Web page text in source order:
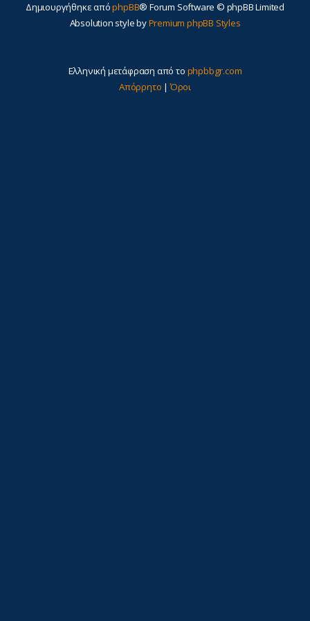
Δημιουργήθηκε απόphpBB® Forum Software © phpBB Limited
Absolution style byPremium phpBB Styles
Ελληνική μετάφραση από το phpbbgr.com
Απόρρητο |Όροι